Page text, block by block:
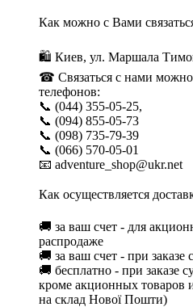
Как можно с Вами
🛍 Киев, ул. Маршала
☎ Связаться с нами
телефонов:
📞 (044) 355-05-25,
📞 (094) 855-05-73
📞 (098)
📞 (066) 570-05-01
📧 adventure_shop@ukr.net
Как осуществляется
🚚 за ваш счет - для
распродаже
🚚 за ваш счет - при
🚚 бесплатно - при заказе
кроме акционных товаров
на склад Нової Пошти)